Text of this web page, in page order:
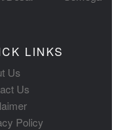
LINKS
Us
Us
Policy